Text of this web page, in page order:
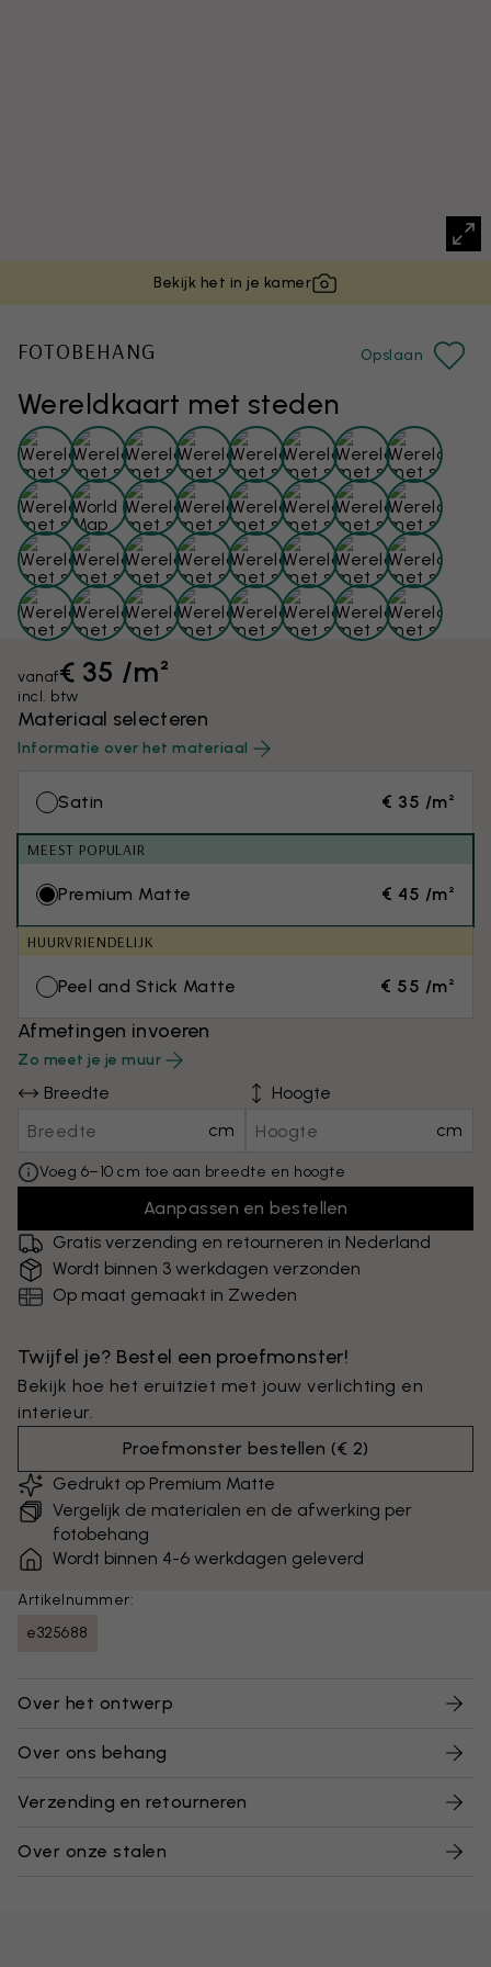
Bekijk het in je kamer
Wereldkaart met steden
FOTOBEHANG Opslaan
vanaf€ 35 /m²
incl. btw
Materiaal selecteren
Informatie over het materiaal
Satin € 35 /m²
MEEST POPULAIR
Premium Matte € 45 /m²
HUURVRIENDELIJK
Peel and Stick Matte € 55 /m²
Afmetingen invoeren
Zo meet je je muur
Breedte
cm
Hoogte
cm
Voeg 6–10 cm toe aan breedte en hoogte
Aanpassen en bestellen
Gratis verzending en retourneren in Nederland
Wordt binnen 3 werkdagen verzonden
Op maat gemaakt in Zweden
Twijfel je? Bestel een proefmonster!
Bekijk hoe het eruitziet met jouw verlichting en
interieur.
Proefmonster bestellen (€ 2)
Gedrukt op Premium Matte
Vergelijk de materialen en de afwerking per
fotobehang
Wordt binnen 4-6 werkdagen geleverd
Artikelnummer:
e325688
Over het ontwerp
Over ons behang
Verzending en retourneren
Over onze stalen